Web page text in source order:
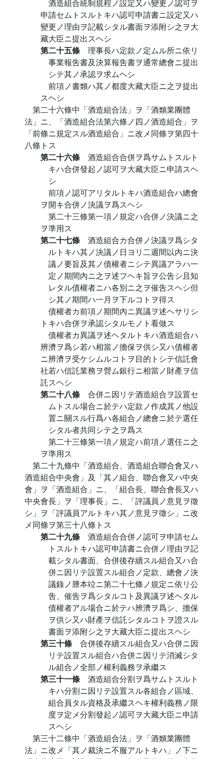
酒造組合統制規程ノ設定又ハ變更ノ認可ヲ
申請セムトスルトキハ認可申請書ニ設定又ハ
變更ノ理由ヲ記載シタル書面ヲ添附シ之ヲ大
藏大臣ニ提出スヘシ
第二十五條 理事長ハ定款ノ定ムル所ニ依リ
事業報吿書及決算報吿書ヲ通常總會ニ提出
シテ其ノ承認ヲ求ムヘシ
前項ノ書類ハ其ノ都度大藏大臣ニ之ヲ提出
スヘシ
第二十六條中「酒造組合法」ヲ「酒類業團體
法」ニ、「酒造組合法第六條ノ四ノ酒造組合」ヲ
「前條ニ規定スル酒造組合」ニ改メ同條ヲ第四十
八條トス
第二十六條 酒造組合合併ヲ爲サムトスルト
キハ合併發起ノ認可ヲ大藏大臣ニ申請スヘ
シ
前項ノ認可アリタルトキハ酒造組合ハ總會
ヲ開キ合併ノ決議ヲ爲スヘシ
第二十三條第一項ノ規定ハ合併ノ決議ニ之
ヲ準用ス
第二十七條 酒造組合カ合併ノ決議ヲ爲シタ
ルトキハ其ノ決議ノ日ヨリ二週間以內ニ決
議ノ要旨及其ノ債權者ニシテ異議アラハ一
定ノ期間內ニ之ヲ述フヘキ旨ヲ公吿シ且知
レタル債權者ニハ各別ニ之ヲ催吿スヘシ但
シ其ノ期間ハ一月ヲ下ルコトヲ得ス
債權者カ前項ノ期間內ニ異議ヲ述ヘサリシ
トキハ合併ヲ承認シタルモノト看做ス
債權者カ異議ヲ述ヘタルトキハ酒造組合ハ
辨濟ヲ爲シ若ハ相當ノ擔保ヲ供シ又ハ債權者
ニ辨濟ヲ受ケシムルコトヲ目的トシテ信託會
社若ハ信託業務ヲ營ム銀行ニ相當ノ財產ヲ信
託スヘシ
第二十八條 合併ニ因リテ酒造組合ヲ設置セ
ムトスル場合ニ於テハ定款ノ作成其ノ他設
置ニ關スル行爲ハ各組合ノ總會ニ於テ選任
シタル者共同シテ之ヲ爲ス
第二十三條第一項ノ規定ハ前項ノ選任ニ之
ヲ準用ス
第二十九條中「酒造組合、酒造組合聯合會又ハ
酒造組合中央會」及「其ノ組合、聯合會又ハ中央
會」ヲ「酒造組合」ニ、「組合長、聯合會長又ハ
中央會長」ヲ「理事長」ニ、「評議員ノ意見ヲ徵
シ」ヲ「評議員アルトキハ其ノ意見ヲ徵シ」ニ改
メ同條ヲ第三十八條トス
第二十九條 酒造組合合併ノ認可ヲ申請セム
トスルトキハ認可申請書ニ合併ノ理由ヲ記
載シタル書面、合併後存續スル組合又ハ合
併ニ因リテ設置スル組合ノ定款、總會ノ決
議錄ノ謄本竝ニ第二十七條ノ規定ニ依リ公
吿、催吿ヲ爲シタルコト及異議ヲ述ヘタル
債權者アル場合ニ於テハ辨濟ヲ爲シ、擔保
ヲ供シ又ハ財產ヲ信託シタルコトヲ證スル
書面ヲ添附シ之ヲ大藏大臣ニ提出スヘシ
第三十條 合併後存續スル組合又ハ合併ニ因
リテ設置スル組合ハ合併ニ因リテ消滅シタ
ル組合ノ全部ノ權利義務ヲ承繼ス
第三十一條 酒造組合分割ヲ爲サムトスルト
キハ分割ニ因リテ設置スル各組合ノ區域、
組合員タル資格及承繼スヘキ權利義務ノ限
度ヲ定メ分割發起ノ認可ヲ大藏大臣ニ申請
スヘシ
第三十二條中「酒造組合法」ヲ「酒類業團體
法」ニ改メ「其ノ裁決ニ不服アルトキハ」ノ下ニ